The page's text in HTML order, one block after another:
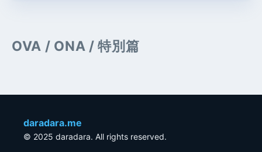
OVA / ONA / 特別篇
daradara.me
© 2025 daradara. All rights reserved.